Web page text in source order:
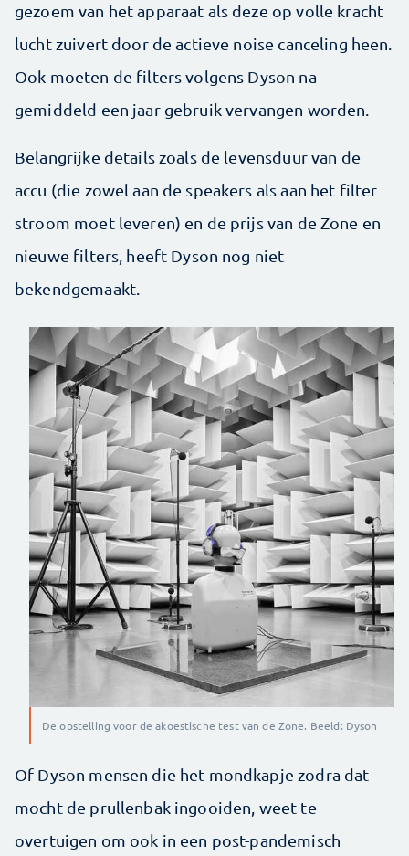
gezoem van het apparaat als deze op volle kracht
lucht zuivert door de actieve noise canceling heen.
Ook moeten de filters volgens Dyson na
gemiddeld een jaar gebruik vervangen worden.
Belangrijke details zoals de levensduur van de
accu (die zowel aan de speakers als aan het filter
stroom moet leveren) en de prijs van de Zone en
nieuwe filters, heeft Dyson nog niet
bekendgemaakt.
De opstelling voor de akoestische test van de Zone. Beeld: Dyson
Of Dyson mensen die het mondkapje zodra dat
mocht de prullenbak ingooiden, weet te
overtuigen om ook in een post-pandemisch